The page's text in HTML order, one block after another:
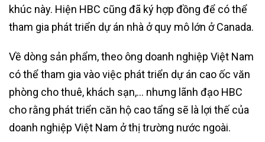
khúc này. Hiện HBC cũng đã ký hợp đồng để có thể
tham gia phát triển dự án nhà ở quy mô lớn ở Canada.
Về dòng sản phẩm, theo ông doanh nghiệp Việt Nam
có thể tham gia vào việc phát triển dự án cao ốc văn
phòng cho thuê, khách sạn,… nhưng lãnh đạo HBC
cho rằng phát triển căn hộ cao tẩng sẽ là lợi thế của
doanh nghiệp Việt Nam ở thị trường nước ngoài.